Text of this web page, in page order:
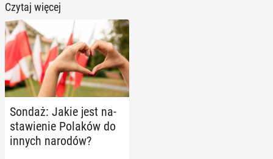
Czytaj więcej
Sondaż: Jakie jest na­
sta­wie­nie Polaków do
innych narodów?